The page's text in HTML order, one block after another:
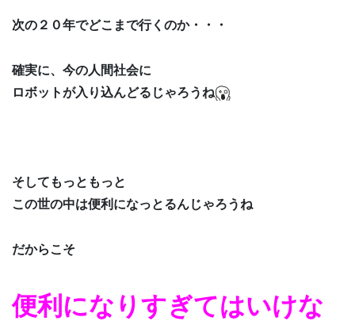
次の２０年でどこまで行くのか・・・
確実に、今の人間社会に
ロボットが入り込んどるじゃろうね
そしてもっともっと
この世の中は便利になっとるんじゃろうね
だからこそ
便利になりすぎてはいけな